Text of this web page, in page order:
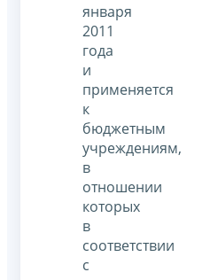
января
2011
года
и
применяется
к
бюджетным
учреждениям,
в
отношении
которых
в
соответствии
с